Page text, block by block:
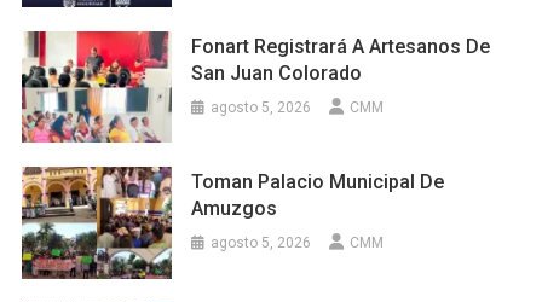
Fonart Registrará A Artesanos De
San Juan Colorado
agosto 5, 2026 CMM
Toman Palacio Municipal De
Amuzgos
agosto 5, 2026 CMM